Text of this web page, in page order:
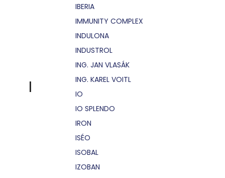
I
IBERIA
IMMUNITY COMPLEX
INDULONA
INDUSTROL
ING. JAN VLASÁK
ING. KAREL VOITL
IO
IO SPLENDO
IRON
ISÉO
ISOBAL
IZOBAN